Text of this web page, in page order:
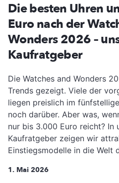
Die besten Uhren
Euro nach der
Wonders 2026 –
Kaufratgeber
Die Watches and Wonders
Trends gezeigt. Viele der
liegen preislich im
noch darüber. Aber was,
nur bis 3.000 Euro reicht? In
Kaufratgeber zeigen wir
Einstiegsmodelle in die Welt
1. Mai 2026